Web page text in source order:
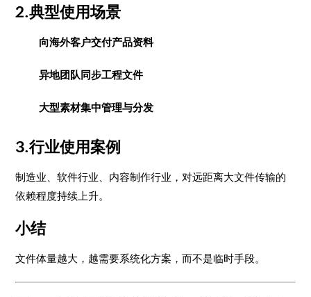
2.典型使用场景
向海外客户交付产品资料
异地团队同步工程文件
大型素材集中管理与分发
3.行业使用案例
制造业、软件行业、内容制作行业，对远距离大文件传输的
依赖程度持续上升。
小结
文件体量越大，越需要系统化方案，而不是临时手段。